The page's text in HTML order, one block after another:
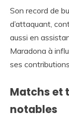
Son record de
d’attaquant,
aussi en
Maradona à
ses
Matchs et
notables